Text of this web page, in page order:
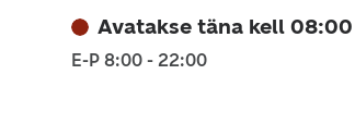
Avatakse täna kell 08:00
E-P 8:00 - 22:00